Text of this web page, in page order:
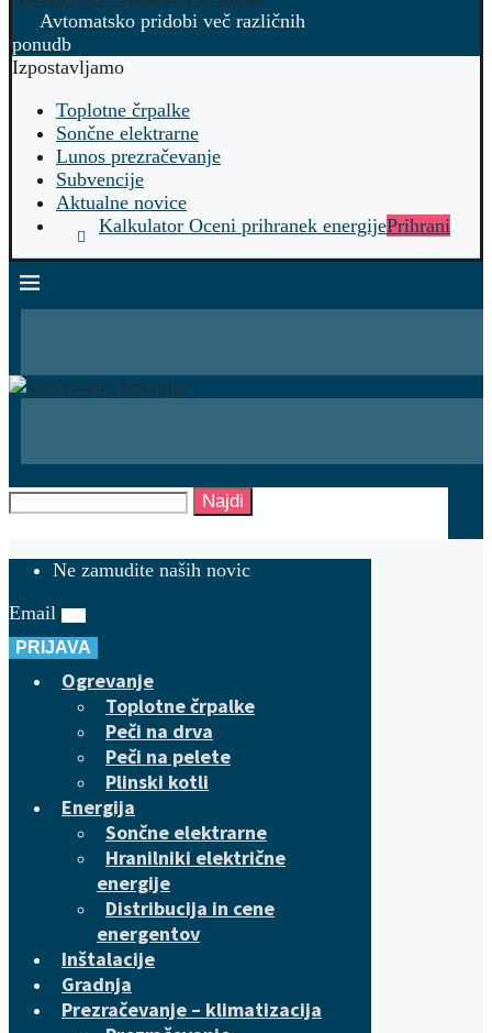
Avtomatsko pridobi več različnih
ponudb
Izpostavljamo
Toplotne črpalke
Sončne elektrarne
Lunos prezračevanje
Subvencije
Aktualne novice
Kalkulator Oceni prihranek energijePrihrani
Najdi
Ne zamudite naših novic
Email
PRIJAVA
Ogrevanje
Toplotne črpalke
Peči na drva
Peči na pelete
Plinski kotli
Energija
Sončne elektrarne
Hranilniki električne
energije
Distribucija in cene
energentov
Inštalacije
Gradnja
Prezračevanje – klimatizacija